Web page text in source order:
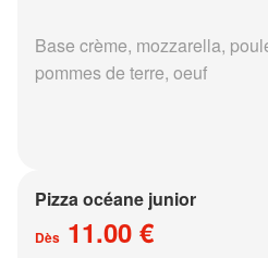
Base crème, mozzarella,
pommes de terre, oeuf
Pizza océane junior
Dès 11.00 €